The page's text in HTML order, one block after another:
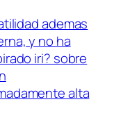
ademas
y no ha
iri? sobre
alta